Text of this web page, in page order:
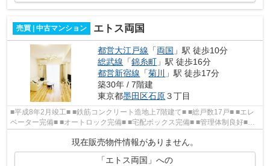
売買 | 中古マンション エトス両国
都営大江戸線 「両国 」駅 徒歩10分
総武線 「錦糸町 」駅 徒歩16分
都営新宿線 「菊川
」駅 徒歩17分
築30年 / 7階建
東京都墨田区石原３丁目
■平成8年2月竣工■ ■鉄筋コンクリート造地上7階建て■ ■総戸数17戸■ ■エレ
ベーター完備■ ■オートロック完備■ ■宅配ボックス完備■ ■管理体制良好■
現在販売物件情報がありません。
「エトス両国」への